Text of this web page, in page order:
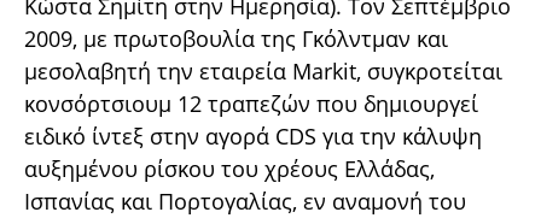
Κώστα Σημίτη στην Ημερησία). Τον Σεπτέμβριο
2009, με πρωτοβουλία της Γκόλντμαν και
μεσολαβητή την εταιρεία Markit, συγκροτείται
κονσόρτσιουμ 12 τραπεζών που δημιουργεί
ειδικό ίντεξ στην αγορά CDS για την κάλυψη
αυξημένου ρίσκου του χρέους Ελλάδας,
Ισπανίας και Πορτογαλίας, εν αναμονή του